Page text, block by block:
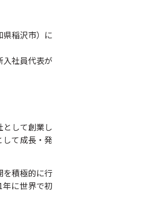
稲沢市）に
社員代表が
して創業し
て成長・発
を積極的に行
に世界で初